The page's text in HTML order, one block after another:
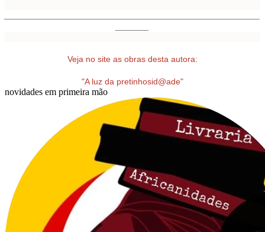
Veja no site as obras desta autora:
"A luz da pretinhosid@ade"
novidades em primeira mão